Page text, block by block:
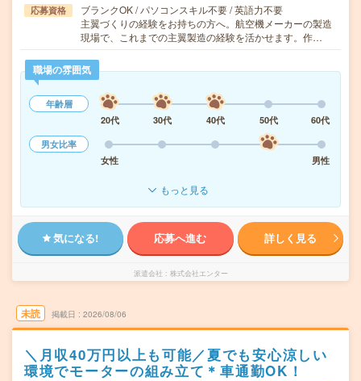
応募資格
ブランクOK / パソコンスキル不要 / 英語力不要
主翼づくりの経験をお持ちの方へ。航空機メーカーの製造
現場で、これまでの主翼製造の経験を活かせます。作…
職場の雰囲気
年齢層
20代
30代 40代 50代
60代
男女比率
女性
男性
もっと見る
気になる! 応募へ進む 詳しく見る
派遣会社 株式会社エンター
未読 掲載日 2026/08/06
＼月収40万円以上も可能／夏でも安心涼しい
環境でモーターの組み立て＊車通勤OK！